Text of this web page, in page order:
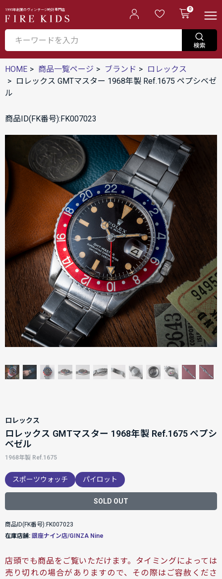
1995年創業のヴィンテージ時計専門店 0
HOME 商品一覧ページ ブランド
ロレックス
ロレックス GMTマスター 1968年製 Ref.1675 ペプシベゼ
ル
商品ID(FK番号):FK007023
ロレックス
ロレックス GMTマスター 1968年製 Ref.1675 ペプシ
ベゼル
1968年製 Ref.1675
スポーツウォッチ パイロット
SOLD OUT
商品ID(FK番号):FK007023
在庫店舗: 銀座ナイン店/GINZA Nine
店頭でも商品をご覧いただけます。タイミングによっては
売り切れの場合がありますので、その際はご容赦くださ